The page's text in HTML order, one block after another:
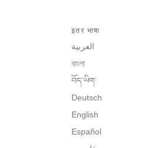
इतर भाषा
العربية
বাংলা
བོད་ཡིག་
Deutsch
English
Español